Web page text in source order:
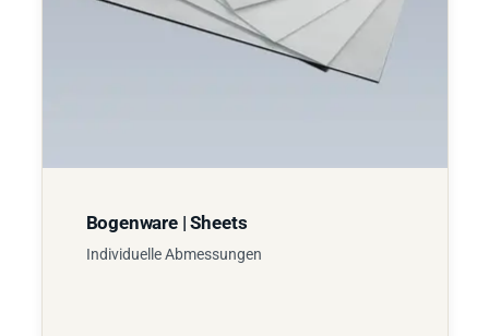
Bogenware | Sheets
Individuelle Abmessungen